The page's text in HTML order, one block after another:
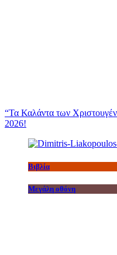
“Τα Καλάντα των
2026!
Βιβλία
Μεγάλη οθόνη